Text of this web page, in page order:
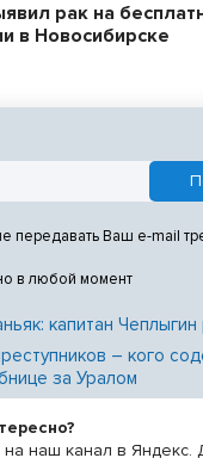
рак на
в Новосибирске
передавать Ваш e-mail
в любой момент
капитан
– кого
за Уралом
наш канал в Яндекс.